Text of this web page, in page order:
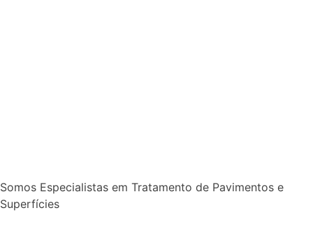
Somos Especialistas em Tratamento de Pavimentos e
Superfícies